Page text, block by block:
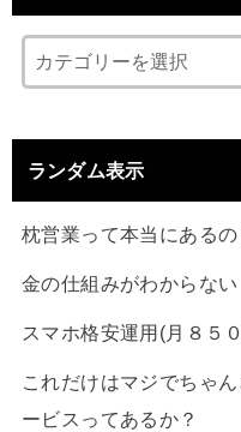
ランダム表示
枕営業って本当にあるの
金の仕組みがわからない
スマホ格安運用(月８５
これだけはマジでちゃ
ービスってあるか？